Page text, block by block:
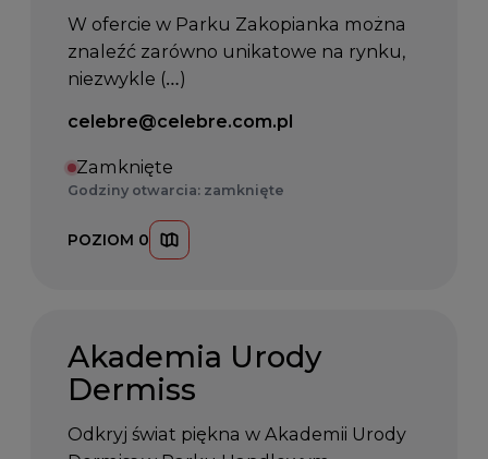
W ofercie w Parku Zakopianka można
znaleźć zarówno unikatowe na rynku,
niezwykle (…)
Email kontaktowy:
celebre@celebre.com.pl
Zamknięte
Godziny otwarcia: zamknięte
POZIOM 0
Akademia Urody
Dermiss
Odkryj świat piękna w Akademii Urody